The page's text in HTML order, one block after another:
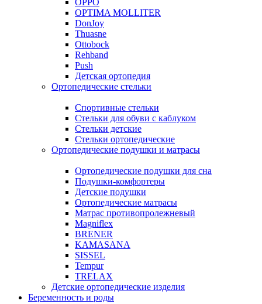
OPPO
OPTIMA MOLLITER
DonJoy
Thuasne
Ottobock
Rehband
Push
Детская ортопедия
Ортопедические стельки
Спортивные стельки
Стельки для обуви с каблуком
Стельки детские
Стельки ортопедические
Ортопедические подушки и матрасы
Ортопедические подушки для сна
Подушки-комфортеры
Детские подушки
Ортопедические матрасы
Матрас противопролежневый
Magniflex
BRENER
KAMASANA
SISSEL
Tempur
TRELAX
Детские ортопедические изделия
Беременность и роды